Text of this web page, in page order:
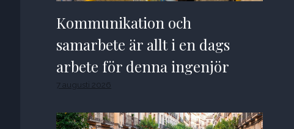
Kommunikation och
samarbete är allt i en dags
arbete för denna ingenjör
7 augusti 2026